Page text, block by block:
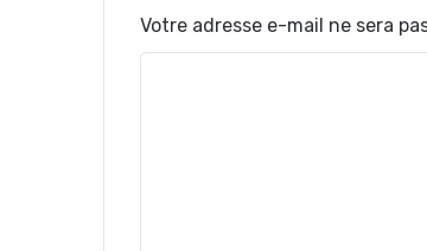
Votre adresse e-mail ne sera